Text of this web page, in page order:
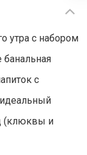
утра с набором
с
(клюквы и